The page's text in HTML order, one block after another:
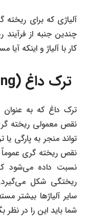
آلیاژی که برای
چندین جنبه از فرآیند
کار با آلیاژ و اینکه
ترک داغ (Hot Cracking)
ترک داغ که به
نقص معمولی ریخته
تواند منجر به پارگی
نقص ریخته گری
نسبت داده می‌شود
ریختگی شکل
سایر آلیاژها بیشتر
شما باید این را در نظر